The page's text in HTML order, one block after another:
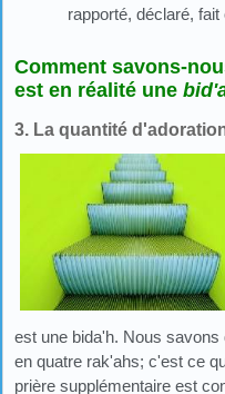
rapporté, déclaré,
Comment savons-
est en réalité une
3. La quantité
est une bida'h. Nous
en quatre rak'ahs; c'est ce
prière supplémentaire est